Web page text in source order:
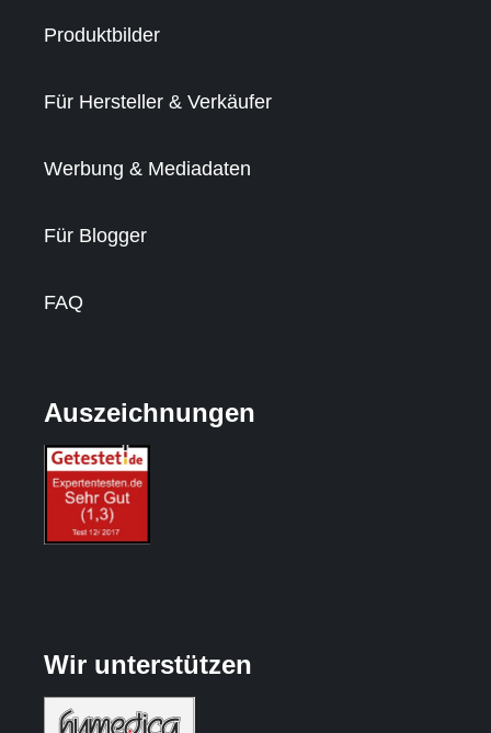
Produktbilder
Für Hersteller & Verkäufer
Werbung & Mediadaten
Für Blogger
FAQ
Auszeichnungen
Wir unterstützen